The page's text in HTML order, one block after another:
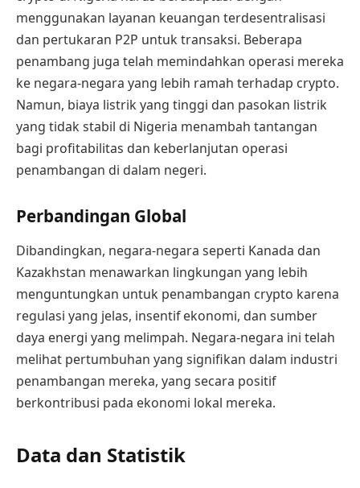
menggunakan layanan keuangan terdesentralisasi
dan pertukaran P2P untuk transaksi. Beberapa
penambang juga telah memindahkan operasi mereka
ke negara-negara yang lebih ramah terhadap crypto.
Namun, biaya listrik yang tinggi dan pasokan listrik
yang tidak stabil di Nigeria menambah tantangan
bagi profitabilitas dan keberlanjutan operasi
penambangan di dalam negeri.
Perbandingan Global
Dibandingkan, negara-negara seperti Kanada dan
Kazakhstan menawarkan lingkungan yang lebih
menguntungkan untuk penambangan crypto karena
regulasi yang jelas, insentif ekonomi, dan sumber
daya energi yang melimpah. Negara-negara ini telah
melihat pertumbuhan yang signifikan dalam industri
penambangan mereka, yang secara positif
berkontribusi pada ekonomi lokal mereka.
Data dan Statistik